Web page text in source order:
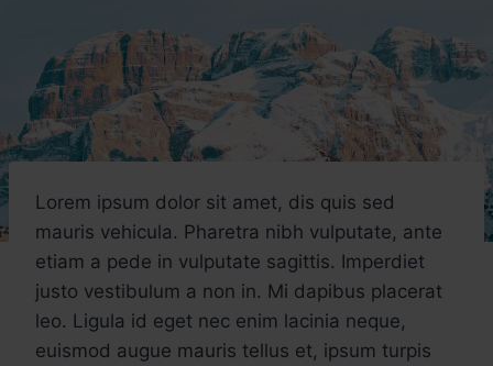
Lorem ipsum dolor sit amet, dis quis sed
mauris vehicula. Pharetra nibh vulputate, ante
etiam a pede in vulputate sagittis. Imperdiet
justo vestibulum a non in. Mi dapibus placerat
leo. Ligula id eget nec enim lacinia neque,
euismod augue mauris tellus et, ipsum turpis